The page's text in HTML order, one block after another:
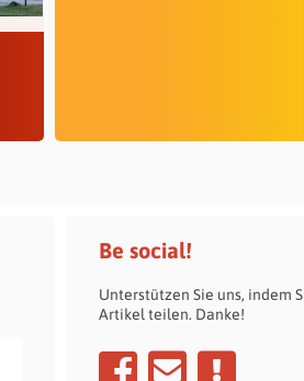
Be social!
Unterstützen Sie uns, indem
Artikel teilen. Danke!